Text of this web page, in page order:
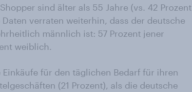
sind älter als 55 Jahre (vs. 42 Prozent
verraten weiterhin, dass der deutsche
männlich ist: 57 Prozent jener
weiblich.
für den täglichen Bedarf für ihren
(21 Prozent), als die deutsche